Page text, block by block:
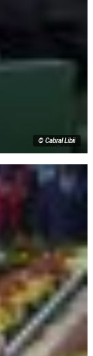
© Cabral Libii